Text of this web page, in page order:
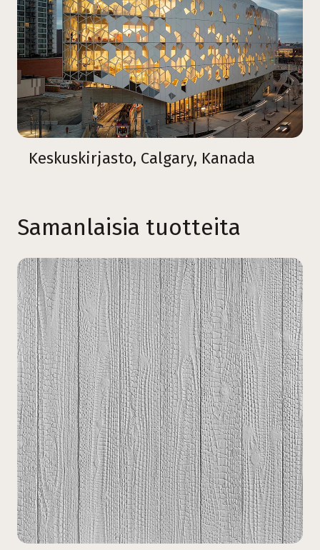
Keskuskirjasto, Calgary, Kanada
Samanlaisia tuotteita